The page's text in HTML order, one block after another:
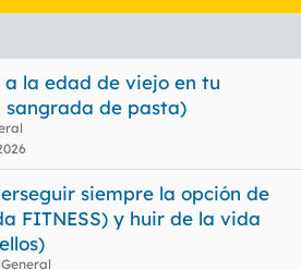
a la edad de viejo en tu
sangrada de pasta)
siempre la opción de
FITNESS) y huir de la vida